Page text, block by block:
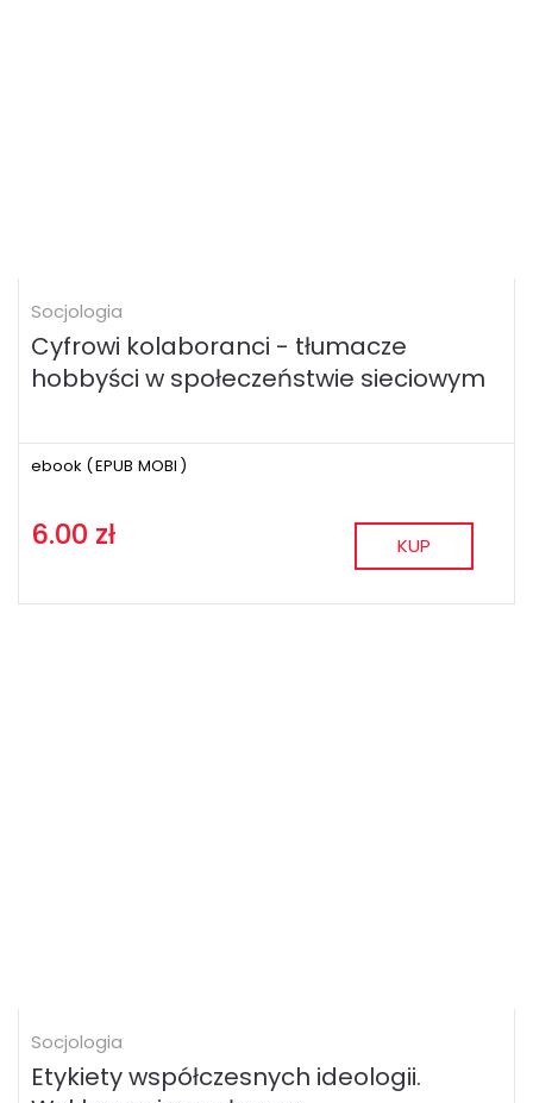
Socjologia
Cyfrowi kolaboranci - tłumacze
hobbyści w społeczeństwie sieciowym
ebook (EPUB MOBI )
6.00 zł KUP
Socjologia
Etykiety współczesnych ideologii.